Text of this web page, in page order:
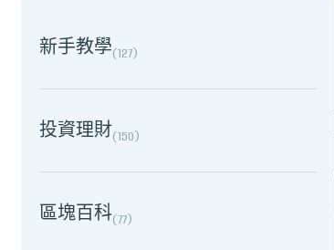
NEW EVENT
新手教學(127)
投資理財(150)
區塊百科(77)